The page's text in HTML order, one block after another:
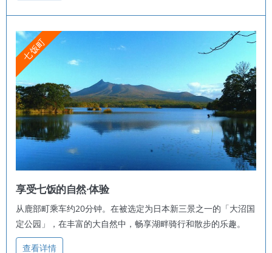
享受七饭的自然·体验
从鹿部町乘车约20分钟。在被选定为日本新三景之一的「大沼国
定公园」，在丰富的大自然中，畅享湖畔骑行和散步的乐趣。
查看详情
七饭町